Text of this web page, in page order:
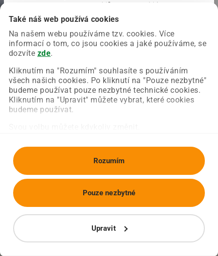
Také náš web používá cookies
Na našem webu používáme tzv. cookies. Více
informací o tom, co jsou cookies a jaké používáme, se
dozvíte zde.
Kliknutím na "Rozumím" souhlasíte s používáním
všech našich cookies. Po kliknutí na "Pouze nezbytné"
budeme používat pouze nezbytné technické cookies.
Kliknutím na "Upravit" můžete vybrat, které cookies
budeme používat.
Rozumím
Upravit
Pouze nezbytné
Chyba nastala na naší straně a už ji opravujeme.
Zkuste prosím znovu načíst požadovanou stránku.
Obnovit stránku Úvodní strana